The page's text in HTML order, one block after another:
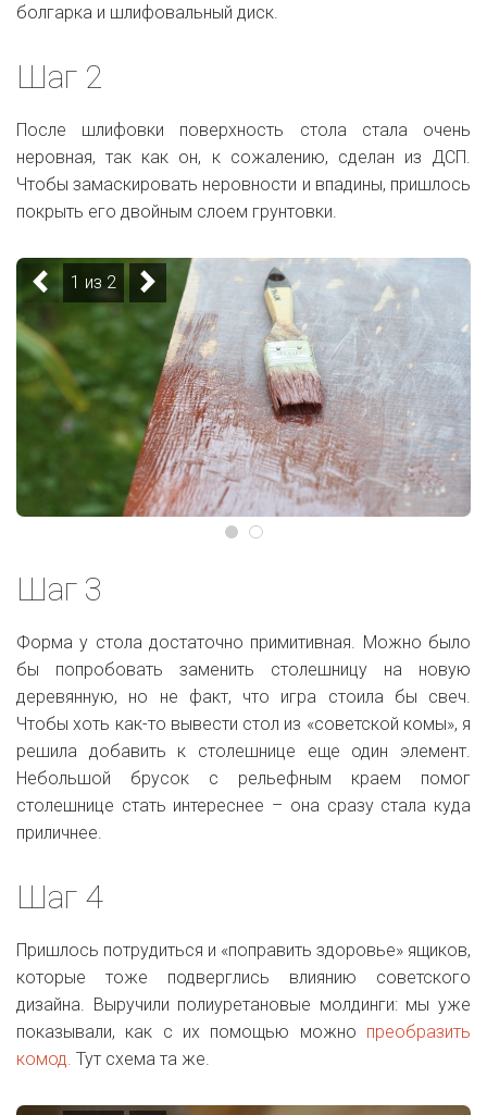
болгарка и шлифовальный диск.
Шаг 2
После шлифовки поверхность стола стала очень
неровная, так как он, к сожалению, сделан из ДСП.
Чтобы замаскировать неровности и впадины, пришлось
покрыть его двойным слоем грунтовки.
1 из 2
Шаг 3
Форма у стола достаточно примитивная. Можно было
бы попробовать заменить столешницу на новую
деревянную, но не факт, что игра стоила бы свеч.
Чтобы хоть как-то вывести стол из «советской комы», я
решила добавить к столешнице еще один элемент.
Небольшой брусок с рельефным краем помог
столешнице стать интереснее – она сразу стала куда
приличнее.
Шаг 4
Пришлось потрудиться и «поправить здоровье» ящиков,
которые тоже подверглись влиянию советского
дизайна. Выручили полиуретановые молдинги: мы уже
показывали, как с их помощью можно преобразить
комод. Тут схема та же.